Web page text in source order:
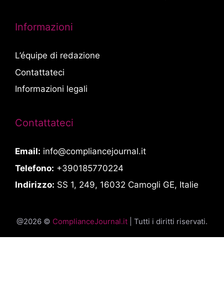
Informazioni
L’équipe di redazione
Contattateci
Informazioni legali
Contattateci
Email: info@compliancejournal.it
Telefono: +390185770224
Indirizzo: SS 1, 249, 16032 Camogli GE, Italie
@2026 © ComplianceJournal.it | Tutti i diritti riservati.